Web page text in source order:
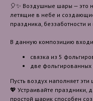
🎈✨ Воздушные шары — это
летящие в небе и
праздника, беззаботности и
В данную композицию
связка из 5
две
Пусть воздух наполняет
💖 Устраивайте праздники,
простой шарик способен